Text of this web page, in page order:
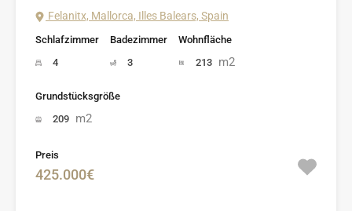
Felanitx, Mallorca, Illes Balears, Spain
Schlafzimmer
4
Badezimmer
3
Wohnfläche
213 m2
Grundstücksgröße
209 m2
Preis
425.000€